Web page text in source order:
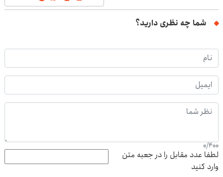
شما چه نظری دارید؟
0/400
لطفا عدد مقابل را در جعبه متن
وارد کنید